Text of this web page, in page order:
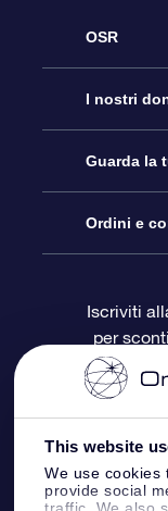
This website
We use cookies
provide social
traffic. We also
OSR
Assistenza
Contattaci
Blog
OSR
I nostri
Online Star
Pacchetto
Gift Card
Doni
Guarda la
Registro
Star Page
One Million
OSR
Ordini e
Politica di
Iscriviti
per